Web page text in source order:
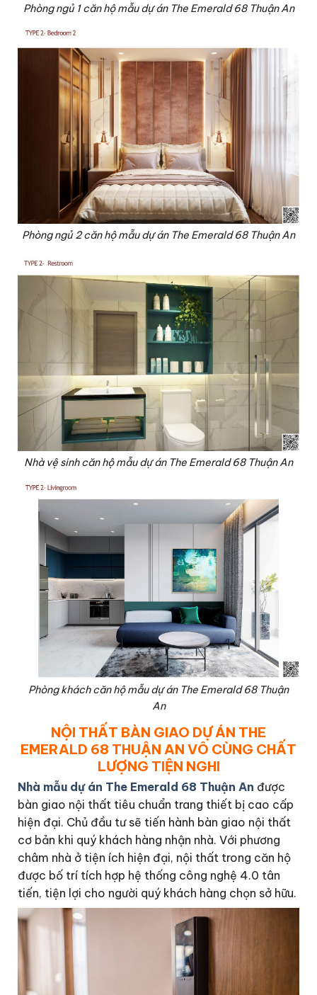
Phòng ngủ 1 căn hộ mẫu dự án The Emerald 68 Thuận An
Phòng ngủ 2 căn hộ mẫu dự án The Emerald 68 Thuận An
Nhà vệ sinh căn hộ mẫu dự án The Emerald 68 Thuận An
Phòng khách căn hộ mẫu dự án The Emerald 68 Thuận
An
NỘI THẤT BÀN GIAO DỰ ÁN THE
EMERALD 68 THUẬN AN VÔ CÙNG CHẤT
LƯỢNG TIỆN NGHI
Nhà mẫu dự án The Emerald 68 Thuận An được
bàn giao nội thất tiêu chuẩn trang thiết bị cao cấp
hiện đại. Chủ đầu tư sẽ tiến hành bàn giao nội thất
cơ bản khi quý khách hàng nhận nhà. Với phương
châm nhà ở tiện ích hiện đại, nội thất trong căn hộ
được bố trí tích hợp hệ thống công nghệ 4.0 tân
tiến, tiện lợi cho người quý khách hàng chọn sở hữu.